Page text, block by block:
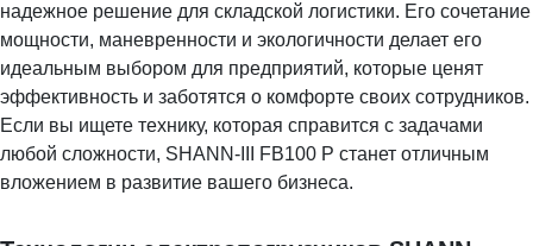
надежное решение для складской логистики. Его сочетание
мощности, маневренности и экологичности делает его
идеальным выбором для предприятий, которые ценят
эффективность и заботятся о комфорте своих сотрудников.
Если вы ищете технику, которая справится с задачами
любой сложности, SHANN-III FB100 P станет отличным
вложением в развитие вашего бизнеса.